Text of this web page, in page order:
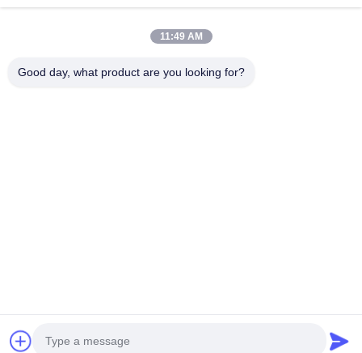
0086-755-27491128
Shenzhen Jingtai Liquid Crystal Display Technology Co.,Ltd. . 판
11:49 AM
Good day, what product are you looking for?